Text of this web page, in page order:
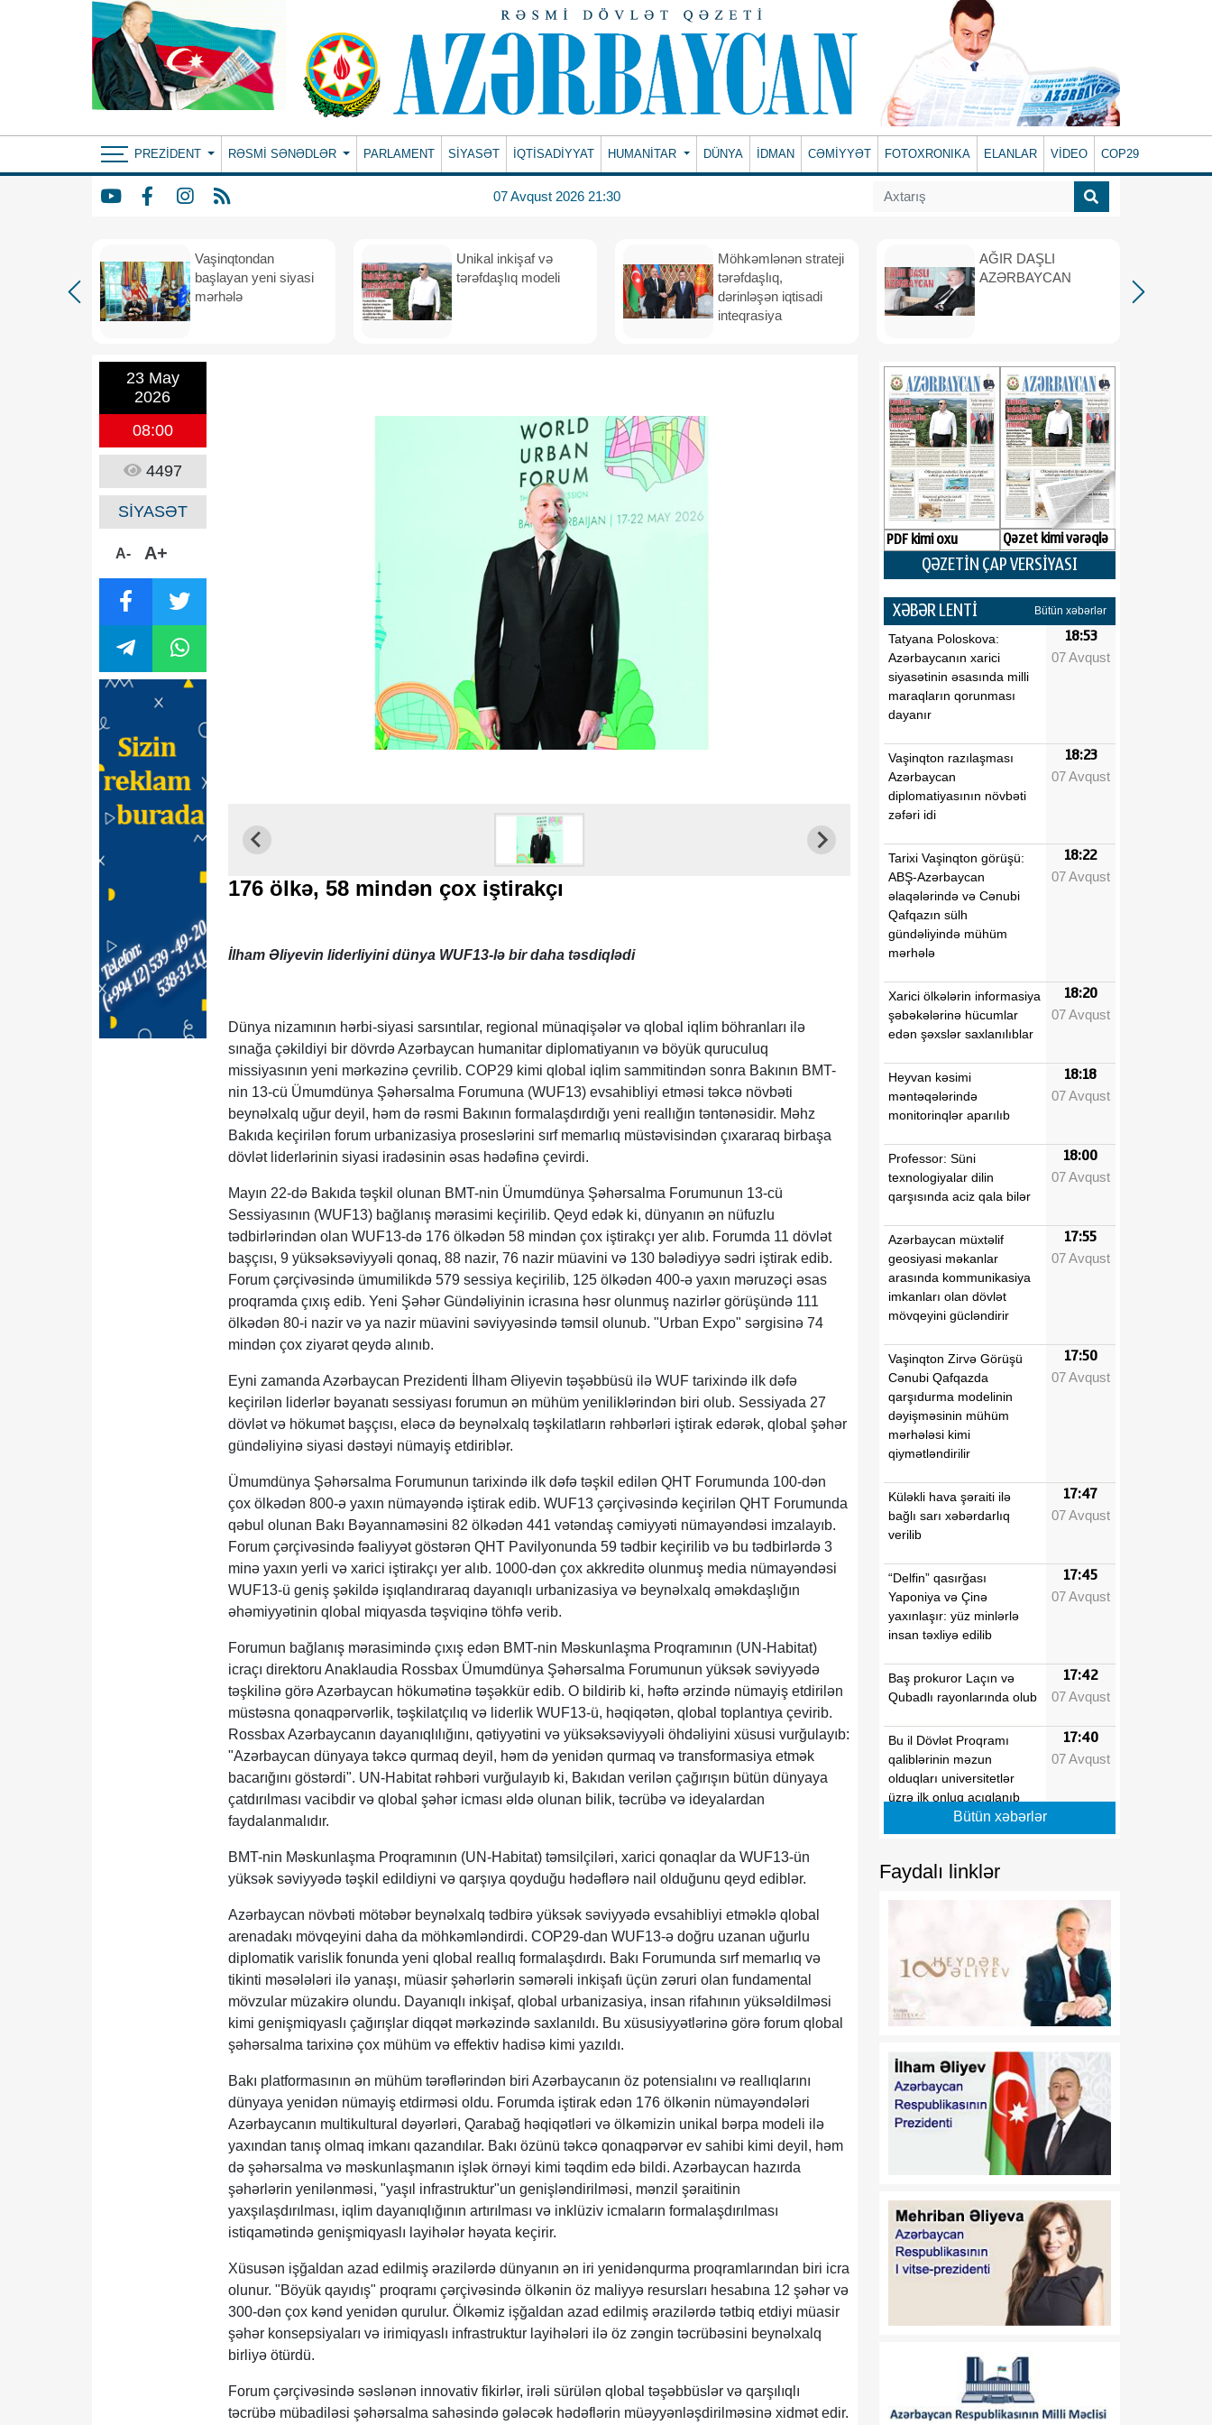
PREZIDENT RƏSMI SƏNƏDLƏR PARLAMENT SİYASƏT İQTİSADİYYAT HUMANITAR DÜNYA İDMAN CƏMİYYƏT FOTOXRONIKA ELANLAR VİDEO COP29
07 Avqust 2026 21:30
Vaşinqtondan
başlayan yeni siyasi
mərhələ
Unikal inkişaf və
tərəfdaşlıq modeli
Möhkəmlənən strateji
tərəfdaşlıq,
dərinləşən iqtisadi
inteqrasiya
AĞIR DAŞLI
AZƏRBAYCAN
23 May
2026
08:00
4497
SİYASƏT
A- A+
176 ölkə, 58 mindən çox iştirakçı
İlham Əliyevin liderliyini dünya WUF13-lə bir daha təsdiqlədi
Dünya nizamının hərbi-siyasi sarsıntılar, regional münaqişələr və qlobal iqlim böhranları ilə
sınağa çəkildiyi bir dövrdə Azərbaycan humanitar diplomatiyanın və böyük quruculuq
missiyasının yeni mərkəzinə çevrilib. COP29 kimi qlobal iqlim sammitindən sonra Bakının BMT-
nin 13-cü Ümumdünya Şəhərsalma Forumuna (WUF13) evsahibliyi etməsi təkcə növbəti
beynəlxalq uğur deyil, həm də rəsmi Bakının formalaşdırdığı yeni reallığın təntənəsidir. Məhz
Bakıda keçirilən forum urbanizasiya proseslərini sırf memarlıq müstəvisindən çıxararaq birbaşa
dövlət liderlərinin siyasi iradəsinin əsas hədəfinə çevirdi.
Mayın 22-də Bakıda təşkil olunan BMT-nin Ümumdünya Şəhərsalma Forumunun 13-cü
Sessiyasının (WUF13) bağlanış mərasimi keçirilib. Qeyd edək ki, dünyanın ən nüfuzlu
tədbirlərindən olan WUF13-də 176 ölkədən 58 mindən çox iştirakçı yer alıb. Forumda 11 dövlət
başçısı, 9 yüksəksəviyyəli qonaq, 88 nazir, 76 nazir müavini və 130 bələdiyyə sədri iştirak edib.
Forum çərçivəsində ümumilikdə 579 sessiya keçirilib, 125 ölkədən 400-ə yaxın məruzəçi əsas
proqramda çıxış edib. Yeni Şəhər Gündəliyinin icrasına həsr olunmuş nazirlər görüşündə 111
ölkədən 80-i nazir və ya nazir müavini səviyyəsində təmsil olunub. "Urban Expo" sərgisinə 74
mindən çox ziyarət qeydə alınıb.
Eyni zamanda Azərbaycan Prezidenti İlham Əliyevin təşəbbüsü ilə WUF tarixində ilk dəfə
keçirilən liderlər bəyanatı sessiyası forumun ən mühüm yeniliklərindən biri olub. Sessiyada 27
dövlət və hökumət başçısı, eləcə də beynəlxalq təşkilatların rəhbərləri iştirak edərək, qlobal şəhər
gündəliyinə siyasi dəstəyi nümayiş etdiriblər.
Ümumdünya Şəhərsalma Forumunun tarixində ilk dəfə təşkil edilən QHT Forumunda 100-dən
çox ölkədən 800-ə yaxın nümayəndə iştirak edib. WUF13 çərçivəsində keçirilən QHT Forumunda
qəbul olunan Bakı Bəyannaməsini 82 ölkədən 441 vətəndaş cəmiyyəti nümayəndəsi imzalayıb.
Forum çərçivəsində fəaliyyət göstərən QHT Pavilyonunda 59 tədbir keçirilib və bu tədbirlərdə 3
minə yaxın yerli və xarici iştirakçı yer alıb. 1000-dən çox akkreditə olunmuş media nümayəndəsi
WUF13-ü geniş şəkildə işıqlandıraraq dayanıqlı urbanizasiya və beynəlxalq əməkdaşlığın
əhəmiyyətinin qlobal miqyasda təşviqinə töhfə verib.
Forumun bağlanış mərasimində çıxış edən BMT-nin Məskunlaşma Proqramının (UN-Habitat)
icraçı direktoru Anaklaudia Rossbax Ümumdünya Şəhərsalma Forumunun yüksək səviyyədə
təşkilinə görə Azərbaycan hökumətinə təşəkkür edib. O bildirib ki, həftə ərzində nümayiş etdirilən
müstəsna qonaqpərvərlik, təşkilatçılıq və liderlik WUF13-ü, həqiqətən, qlobal toplantıya çevirib.
Rossbax Azərbaycanın dayanıqlılığını, qətiyyətini və yüksəksəviyyəli öhdəliyini xüsusi vurğulayıb:
"Azərbaycan dünyaya təkcə qurmaq deyil, həm də yenidən qurmaq və transformasiya etmək
bacarığını göstərdi". UN-Habitat rəhbəri vurğulayıb ki, Bakıdan verilən çağırışın bütün dünyaya
çatdırılması vacibdir və qlobal şəhər icması əldə olunan bilik, təcrübə və ideyalardan
faydalanmalıdır.
BMT-nin Məskunlaşma Proqramının (UN-Habitat) təmsilçiləri, xarici qonaqlar da WUF13-ün
yüksək səviyyədə təşkil edildiyni və qarşıya qoyduğu hədəflərə nail olduğunu qeyd ediblər.
Azərbaycan növbəti mötəbər beynəlxalq tədbirə yüksək səviyyədə evsahibliyi etməklə qlobal
arenadakı mövqeyini daha da möhkəmləndirdi. COP29-dan WUF13-ə doğru uzanan uğurlu
diplomatik varislik fonunda yeni qlobal reallıq formalaşdırdı. Bakı Forumunda sırf memarlıq və
tikinti məsələləri ilə yanaşı, müasir şəhərlərin səmərəli inkişafı üçün zəruri olan fundamental
mövzular müzakirə olundu. Dayanıqlı inkişaf, qlobal urbanizasiya, insan rifahının yüksəldilməsi
kimi genişmiqyaslı çağırışlar diqqət mərkəzində saxlanıldı. Bu xüsusiyyətlərinə görə forum qlobal
şəhərsalma tarixinə çox mühüm və effektiv hadisə kimi yazıldı.
Bakı platformasının ən mühüm tərəflərindən biri Azərbaycanın öz potensialını və reallıqlarını
dünyaya yenidən nümayiş etdirməsi oldu. Forumda iştirak edən 176 ölkənin nümayəndələri
Azərbaycanın multikultural dəyərləri, Qarabağ həqiqətləri və ölkəmizin unikal bərpa modeli ilə
yaxından tanış olmaq imkanı qazandılar. Bakı özünü təkcə qonaqpərvər ev sahibi kimi deyil, həm
də şəhərsalma və məskunlaşmanın işlək örnəyi kimi təqdim edə bildi. Azərbaycan hazırda
şəhərlərin yenilənməsi, "yaşıl infrastruktur"un genişləndirilməsi, mənzil şəraitinin
yaxşılaşdırılması, iqlim dayanıqlığının artırılması və inklüziv icmaların formalaşdırılması
istiqamətində genişmiqyaslı layihələr həyata keçirir.
Xüsusən işğaldan azad edilmiş ərazilərdə dünyanın ən iri yenidənqurma proqramlarından biri icra
olunur. "Böyük qayıdış" proqramı çərçivəsində ölkənin öz maliyyə resursları hesabına 12 şəhər və
300-dən çox kənd yenidən qurulur. Ölkəmiz işğaldan azad edilmiş ərazilərdə tətbiq etdiyi müasir
şəhər konsepsiyaları və irimiqyaslı infrastruktur layihələri ilə öz zəngin təcrübəsini beynəlxalq
birliyə ötürdü.
Forum çərçivəsində səslənən innovativ fikirlər, irəli sürülən qlobal təşəbbüslər və qarşılıqlı
təcrübə mübadiləsi şəhərsalma sahəsində gələcək hədəflərin müəyyənləşdirilməsinə xidmət edir.
PDF kimi oxu Qəzet kimi vərəqlə
QƏZETİN ÇAP VERSİYASI
XƏBƏR LENTİ Bütün xəbərlər
Tatyana Poloskova:
Azərbaycanın xarici
siyasətinin əsasında milli
maraqların qorunması
dayanır
18:53
07 Avqust
Vaşinqton razılaşması
Azərbaycan
diplomatiyasının növbəti
zəfəri idi
18:23
07 Avqust
Tarixi Vaşinqton görüşü:
ABŞ-Azərbaycan
əlaqələrində və Cənubi
Qafqazın sülh
gündəliyində mühüm
mərhələ
18:22
07 Avqust
Xarici ölkələrin informasiya
şəbəkələrinə hücumlar
edən şəxslər saxlanılıblar
18:20
07 Avqust
Heyvan kəsimi
məntəqələrində
monitorinqlər aparılıb
18:18
07 Avqust
Professor: Süni
texnologiyalar dilin
qarşısında aciz qala bilər
18:00
07 Avqust
Azərbaycan müxtəlif
geosiyasi məkanlar
arasında kommunikasiya
imkanları olan dövlət
mövqeyini gücləndirir
17:55
07 Avqust
Vaşinqton Zirvə Görüşü
Cənubi Qafqazda
qarşıdurma modelinin
dəyişməsinin mühüm
mərhələsi kimi
qiymətləndirilir
17:50
07 Avqust
Küləkli hava şəraiti ilə
bağlı sarı xəbərdarlıq
verilib
17:47
07 Avqust
“Delfin” qasırğası
Yaponiya və Çinə
yaxınlaşır: yüz minlərlə
insan təxliyə edilib
17:45
07 Avqust
Baş prokuror Laçın və
Qubadlı rayonlarında olub
17:42
07 Avqust
Bu il Dövlət Proqramı
qaliblərinin məzun
olduqları universitetlər
üzrə ilk onluq açıqlanıb
17:40
07 Avqust
modelinə beynəlxalq
dəstəyi təsdiqlədi
17:39
dərəcələri üzrə sınaq
imtahanlarına cəlb
17:36
07 Avqust
elementinə çevrilən
Zəngəzur dəhlizi: Birillik
Vaşinqton diplomatiyasının
uğurları
07 Avqust
Trans-Xəzər fiber-optik
Avrasiyanın rəqəmsal
körpüsünə çevirir
07 Avqust
Ukraynalı ekspert:
Azərbaycan xarici
prioritetinin yalnız milli
olduğunu nümayiş etdirir
16:34
07 Avqust
“Vətən” jurnalı: Özbəkistan
və Azərbaycan: Müttəfiqlik
07 Avqust
Bütün xəbərlər
Faydalı linklər